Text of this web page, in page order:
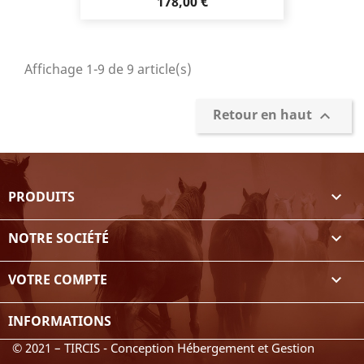
Affichage 1-9 de 9 article(s)
Retour en haut 
PRODUITS 
NOTRE SOCIÉTÉ 
VOTRE COMPTE 
INFORMATIONS
© 2021 – TIRCIS - Conception Hébergement et Gestion